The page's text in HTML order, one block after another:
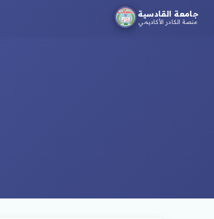
جامعة القادسية
منصة الكادر الأكاديمي